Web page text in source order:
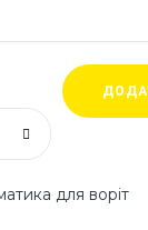
для воріт